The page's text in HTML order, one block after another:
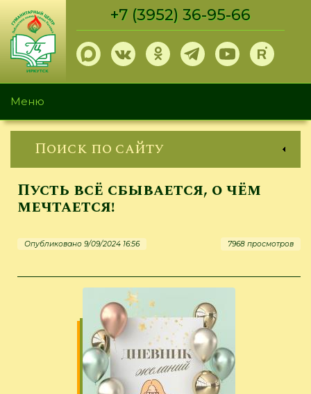
Перейти
основному
содержанию
+7 (3952) 36-95-66
Меню
Поиск по сайту
Пусть всё сбывается, о чём
мечтается!
Опубликовано 9/09/2024 16:56 7968 просмотров